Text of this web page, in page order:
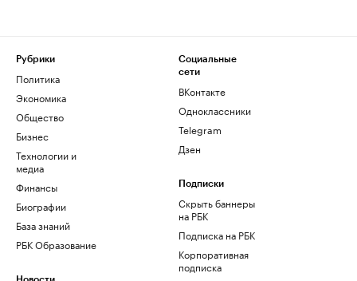
Рубрики
Политика
Экономика
Общество
Бизнес
Технологии и
медиа
Финансы
Биографии
База знаний
РБК Образование
Социальные
сети
ВКонтакте
Одноклассники
Telegram
Дзен
Подписки
Скрыть баннеры
на РБК
Подписка на РБК
Корпоративная
подписка